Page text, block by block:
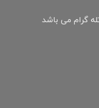
گرام می باشد